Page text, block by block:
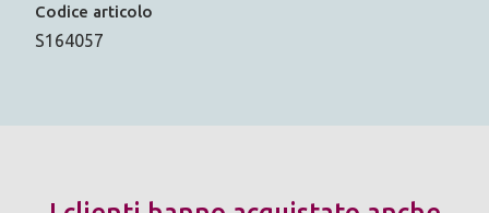
Codice articolo
S164057